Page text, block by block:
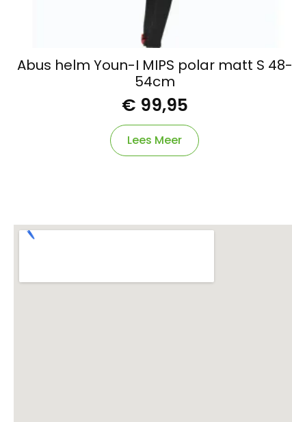
Abus helm Youn-I MIPS polar matt S 48-
54cm
€ 99,95
Lees Meer